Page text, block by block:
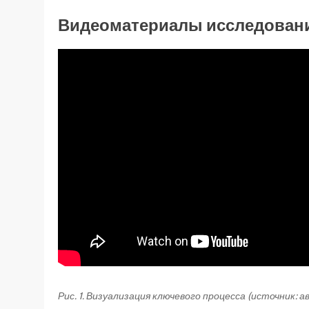
Видеоматериалы
Рис. 1. Визуализация ключевого процесса (источник: